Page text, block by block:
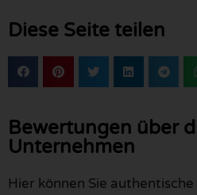
Diese Seite teilen
Bewertungen über
Unternehmen
Hier können Sie